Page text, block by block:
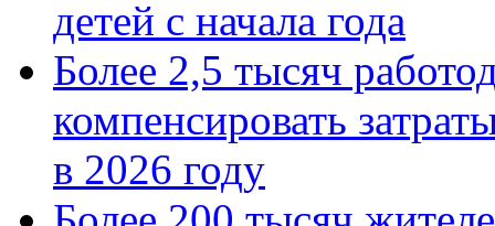
детей с начала года
Более 2,5 тысяч
компенсировать
в 2026 году